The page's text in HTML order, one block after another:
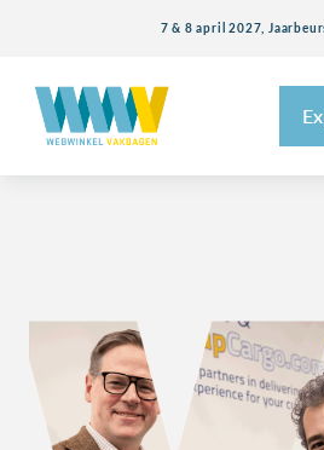
7 & 8 april 2027,